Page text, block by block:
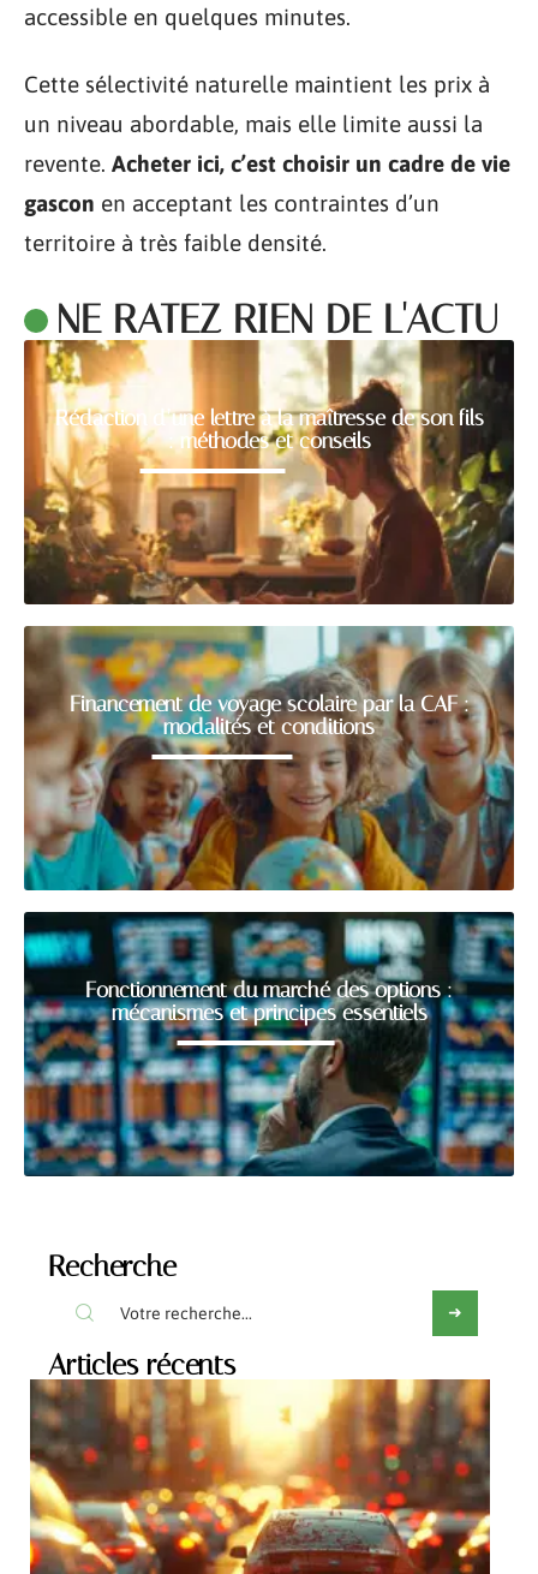
accessible en quelques minutes.
Cette sélectivité naturelle maintient les prix à
un niveau abordable, mais elle limite aussi la
revente. Acheter ici, c’est choisir un cadre de vie
gascon en acceptant les contraintes d’un
territoire à très faible densité.
NE RATEZ RIEN DE L'ACTU
Rédaction d’une lettre à la maîtresse de son fils
: méthodes et conseils
Financement de voyage scolaire par la CAF :
modalités et conditions
Fonctionnement du marché des options :
mécanismes et principes essentiels
Recherche
Articles récents